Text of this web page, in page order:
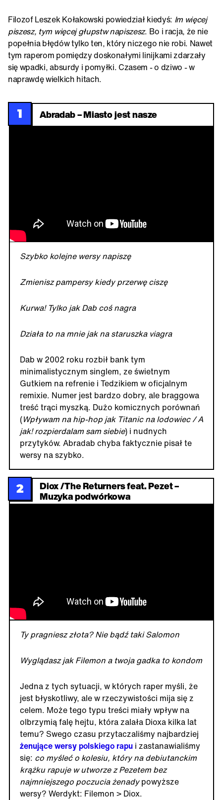
Filozof Leszek Kołakowski powiedział kiedyś: Im więcej
piszesz, tym więcej głupstw napiszesz. Bo i racja, że nie
popełnia błędów tylko ten, który niczego nie robi. Nawet
tym raperom pomiędzy doskonałymi linijkami zdarzały
się wpadki, absurdy i pomyłki. Czasem - o dziwo - w
naprawdę wielkich hitach.
1 Abradab – Miasto jest nasze
Szybko kolejne wersy napiszę
Zmienisz pampersy kiedy przerwę ciszę
Kurwa! Tylko jak Dab coś nagra
Działa to na mnie jak na staruszka viagra
Dab w 2002 roku rozbił bank tym
minimalistycznym singlem, ze świetnym
Gutkiem na refrenie i Tedzikiem w oficjalnym
remixie. Numer jest bardzo dobry, ale braggowa
treść trąci myszką. Dużo komicznych porównań
(Wpływam na hip-hop jak Titanic na lodowiec / A
jak! rozpierdalam sam siebie) i nudnych
przytyków. Abradab chyba faktycznie pisał te
wersy na szybko.
2
Diox /The Returners feat. Pezet –
Muzyka podwórkowa
Ty pragniesz złota? Nie bądź taki Salomon
Wyglądasz jak Filemon a twoja gadka to kondom
Jedna z tych sytuacji, w których raper myśli, że
jest błyskotliwy, ale w rzeczywistości mija się z
celem. Może tego typu treści miały wpływ na
olbrzymią falę hejtu, która zalała Dioxa kilka lat
temu? Swego czasu przytaczaliśmy najbardziej
żenujące wersy polskiego rapu i zastanawialiśmy
się: co myśleć o kolesiu, który na debiutanckim
krążku rapuje w utworze z Pezetem bez
najmniejszego poczucia żenadypowyższe
wersy? Werdykt: Filemon > Diox.